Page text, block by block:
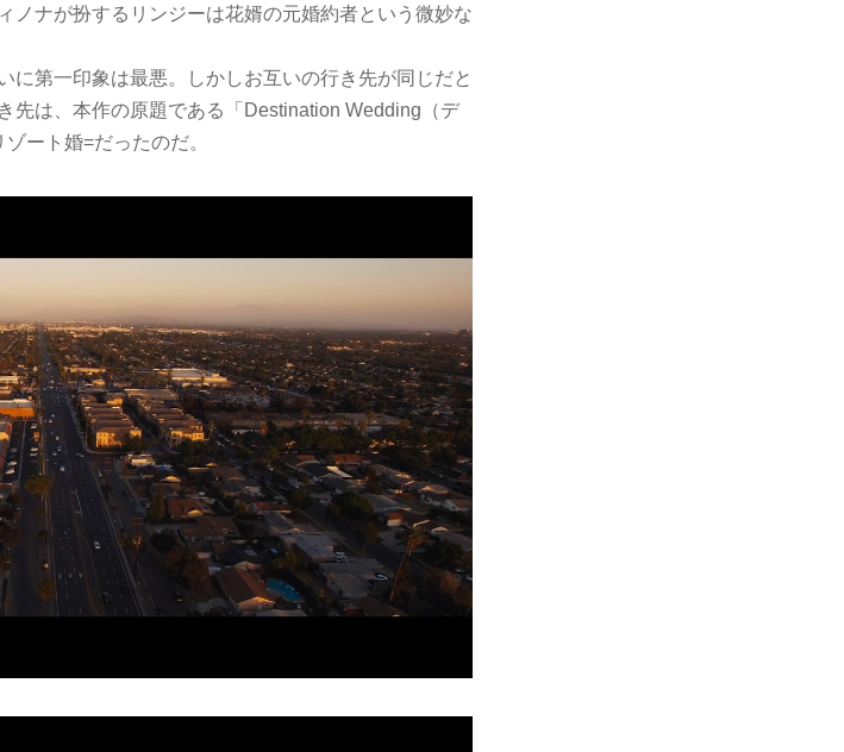
ノナが扮するリンジーは花婿の元婚約者という微妙な
に第一印象は最悪。しかしお互いの行き先が同じだと
先は、本作の原題である「Destination Wedding（デ
ート婚=だったのだ。